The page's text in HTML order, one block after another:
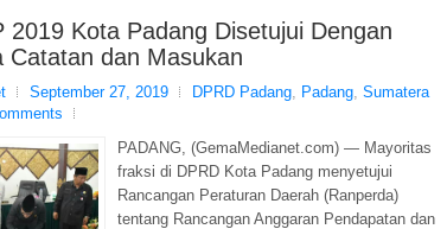
2019 Kota Padang Disetujui Dengan
Catatan dan Masukan
September 27, 2019 DPRD Padang, Padang, Sumatera
PADANG, (GemaMedianet.com) — Mayoritas
fraksi di DPRD Kota Padang menyetujui
Rancangan Peraturan Daerah (Ranperda)
tentang Rancangan Anggaran Pendapatan dan